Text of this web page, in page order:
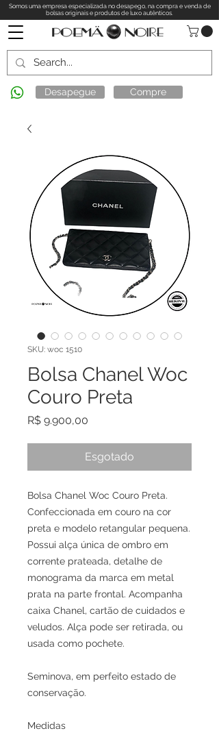
Somos uma empresa especializada no desapego, na compra e venda de
bolsas originais e produtos de luxo autênticos.
Desapegue Compre
SKU: woc 1510
Bolsa Chanel Woc
Couro Preta
R$ 9.900,00
Esgotado
Bolsa Chanel Woc Couro Preta.
Confeccionada em couro na cor
preta e modelo retangular pequena.
Possui alça única de ombro em
corrente prateada, detalhe de
monograma da marca em metal
prata na parte frontal. Acompanha
caixa Chanel, cartão de cuidados e
veludos. Alça pode ser retirada, ou
usada como pochete.
Seminova, em perfeito estado de
conservação.
Medidas